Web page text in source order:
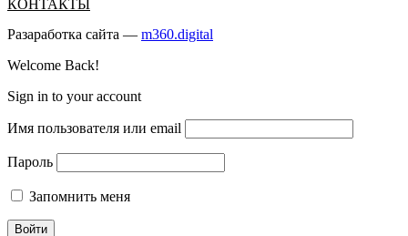
КОНТАКТЫ
Разаработка сайта — m360.digital
Welcome Back!
Sign in to your account
Имя пользователя или email
Пароль
Запомнить меня